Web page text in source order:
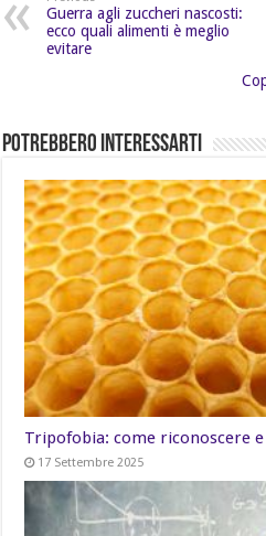
Guerra agli zuccheri nascosti:
ecco quali alimenti è meglio
evitare
Potrebbero Interessarti
Tripofobia: come riconoscere
17 Settembre 2025